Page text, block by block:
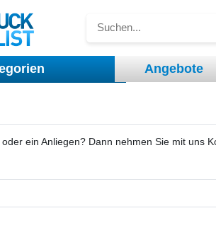
Angebote
ein Anliegen? Dann nehmen Sie mit uns